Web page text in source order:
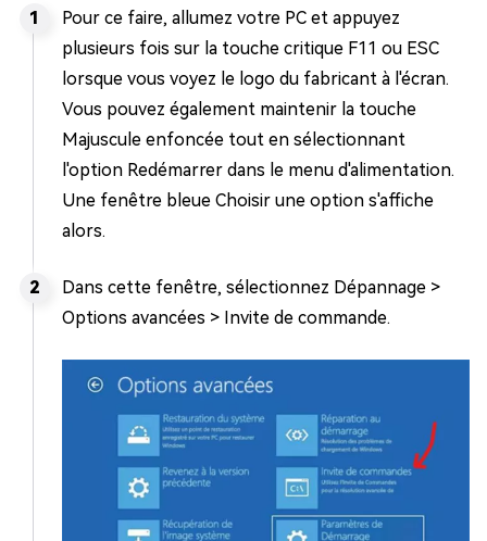
Pour ce faire, allumez votre PC et appuyez
plusieurs fois sur la touche critique F11 ou ESC
lorsque vous voyez le logo du fabricant à l'écran.
Vous pouvez également maintenir la touche
Majuscule enfoncée tout en sélectionnant
l'option Redémarrer dans le menu d'alimentation.
Une fenêtre bleue Choisir une option s'affiche
alors.
Dans cette fenêtre, sélectionnez Dépannage >
Options avancées > Invite de commande.